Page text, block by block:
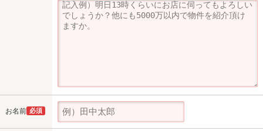
お名前 必須